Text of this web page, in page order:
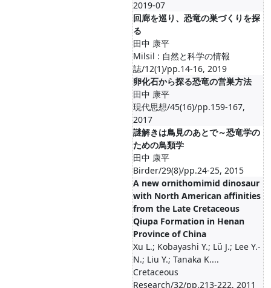
2019-07
回廊を巡り、恐竜の巣づくりを探
る
田中 康平
Milsil : 自然と科学の情報
誌/12(1)/pp.14-16, 2019
卵化石から探る恐竜の営巣方法
田中 康平
現代思想/45(16)/pp.159-167,
2017
謎解きは鳥見のあとで～恐竜学の
ための鳥類学
田中 康平
Birder/29(8)/pp.24-25, 2015
A new ornithomimid dinosaur
with North American affinities
from the Late Cretaceous
Qiupa Formation in Henan
Province of China
Xu L.; Kobayashi Y.; Lü J.; Lee Y.-
N.; Liu Y.; Tanaka K....
Cretaceous
Research/32/pp.213-222, 2011